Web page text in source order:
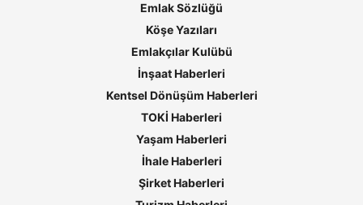
Emlak Sözlüğü
Köşe Yazıları
Emlakçılar Kulübü
İnşaat Haberleri
Kentsel Dönüşüm Haberleri
TOKİ Haberleri
Yaşam Haberleri
İhale Haberleri
Şirket Haberleri